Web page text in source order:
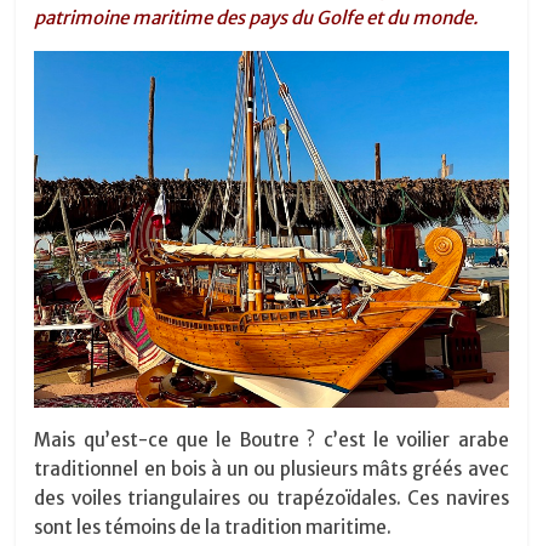
patrimoine maritime des pays du Golfe et du monde.
Mais qu’est-ce que le Boutre ? c’est le voilier arabe
traditionnel en bois à un ou plusieurs mâts gréés avec
des voiles triangulaires ou trapézoïdales. Ces navires
sont les témoins de la tradition maritime.